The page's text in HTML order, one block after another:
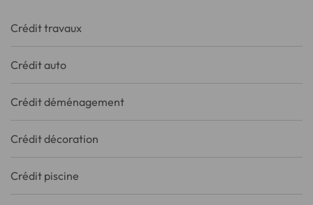
Crédit travaux
Crédit auto
Crédit déménagement
Crédit décoration
Crédit piscine